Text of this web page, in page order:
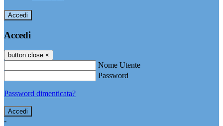
Accedi
Accedi
button close ×
Nome Utente
Password
Password dimenticata?
-